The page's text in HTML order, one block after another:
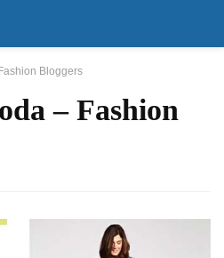
Bloggers
– Fashion